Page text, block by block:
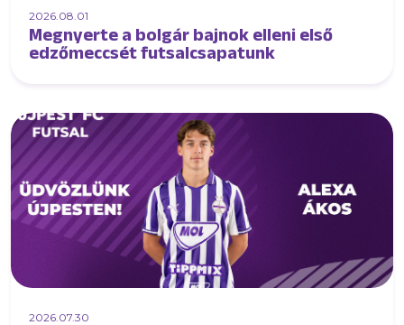
2026.08.01
Megnyerte a bolgár bajnok elleni első
edzőmeccsét futsalcsapatunk
2026.07.30